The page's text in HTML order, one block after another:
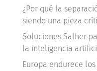
¿Por qué la
siendo una pieza
Soluciones Salher
la inteligencia
Europa endurece